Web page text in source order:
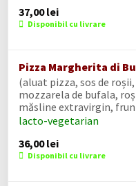
37,00lei
Disponibil cu livrare
Pizza Margherita di
(aluat pizza, sos de
mozzarela de bufala,
măsline extravirgin,
lacto-vegetarian
36,00lei
Disponibil cu livrare